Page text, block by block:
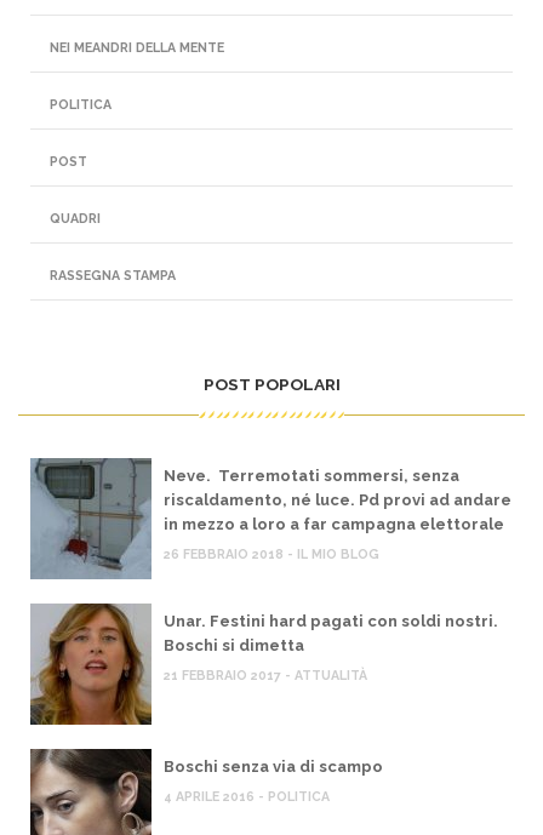
NEI MEANDRI DELLA MENTE
POLITICA
POST
QUADRI
RASSEGNA STAMPA
POST POPOLARI
Neve. Terremotati sommersi, senza
riscaldamento, né luce. Pd provi ad andare
in mezzo a loro a far campagna elettorale
26 FEBBRAIO 2018 - IL MIO BLOG
Unar. Festini hard pagati con soldi nostri.
Boschi si dimetta
21 FEBBRAIO 2017 - ATTUALITÀ
Boschi senza via di scampo
4 APRILE 2016 - POLITICA